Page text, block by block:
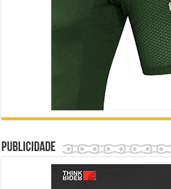
Publicidade